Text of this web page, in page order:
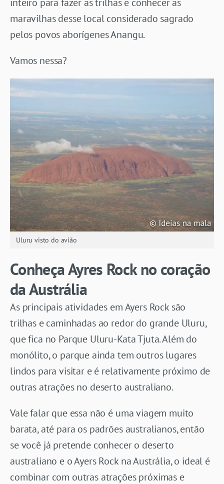
maravilhas desse local considerado sagrado
pelos povos aborígenes Anangu.
Vamos nessa?
Uluru visto do avião
Conheça Ayres Rock no coração
da Austrália
As principais atividades em Ayers Rock são
trilhas e caminhadas ao redor do grande Uluru,
que fica no Parque Uluru-Kata Tjuta. Além do
monólito, o parque ainda tem outros lugares
lindos para visitar e é relativamente próximo de
outras atrações no deserto australiano.
Vale falar que essa não é uma viagem muito
barata, até para os padrões australianos, então
se você já pretende conhecer o deserto
australiano e o Ayers Rock na Austrália, o ideal é
combinar com outras atrações próximas e